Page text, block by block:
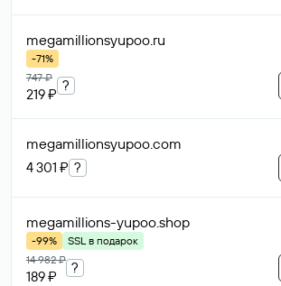
megamillionsyupoo.ru
-71%
747 ₽
219 ₽
?
megamillionsyupoo.com
4 301 ₽ ?
megamillions-yupoo.shop
-99%
SSL в подарок
14 982 ₽
189 ₽
?